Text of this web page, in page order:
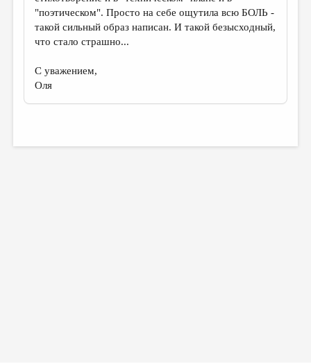
"поэтическом". Просто на себе ощутила всю БОЛЬ -
такой сильный образ написан. И такой безысходный,
что стало страшно...
С уважением,
Оля